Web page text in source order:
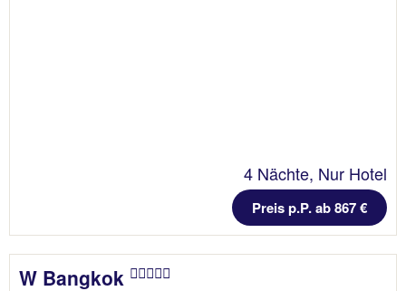
4 Nächte, Nur Hotel
Preis p.P. ab 867 €
W Bangkok